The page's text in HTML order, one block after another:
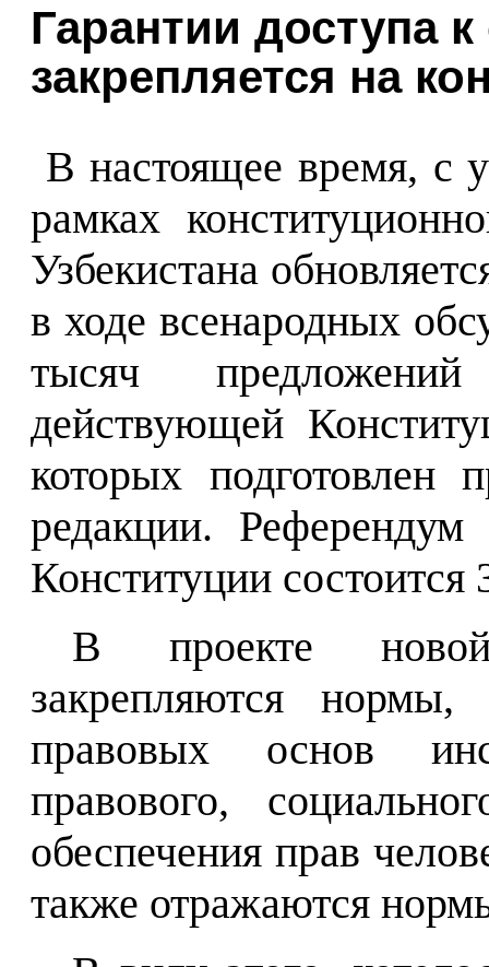
Гарантии доступа
закрепляется на
В настоящее время, с
рамках
Узбекистана
в ходе всенародных
тысяч
действующей
которых подготовлен
редакции.
Конституции состоится
В проекте
закрепляются нормы,
правовых основ
правового,
обеспечения прав
также отражаются